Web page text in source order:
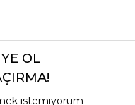
OL
istemiyorum